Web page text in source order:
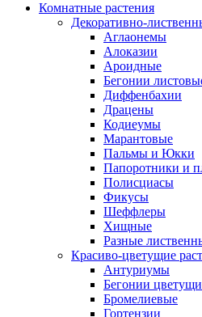
Комнатные растения
Декоративно-
Аглаонемы
Алоказии
Ароидные
Бегонии
Диффенбахии
Драцены
Кодиеумы
Марантовые
Пальмы и Юкки
Папоротники и
Полисциасы
Фикусы
Шеффлеры
Хищные
Разные
Красиво-цветущие
Антуриумы
Бегонии
Бромелиевые
Гортензии